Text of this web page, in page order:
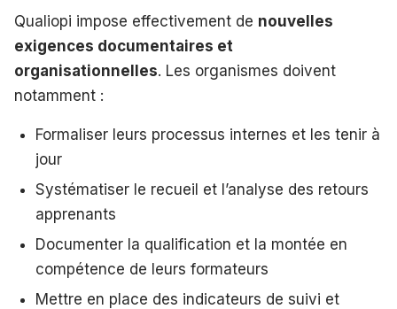
Qualiopi impose effectivement de nouvelles
exigences documentaires et
organisationnelles. Les organismes doivent
notamment :
Formaliser leurs processus internes et les tenir à
jour
Systématiser le recueil et l’analyse des retours
apprenants
Documenter la qualification et la montée en
compétence de leurs formateurs
Mettre en place des indicateurs de suivi et